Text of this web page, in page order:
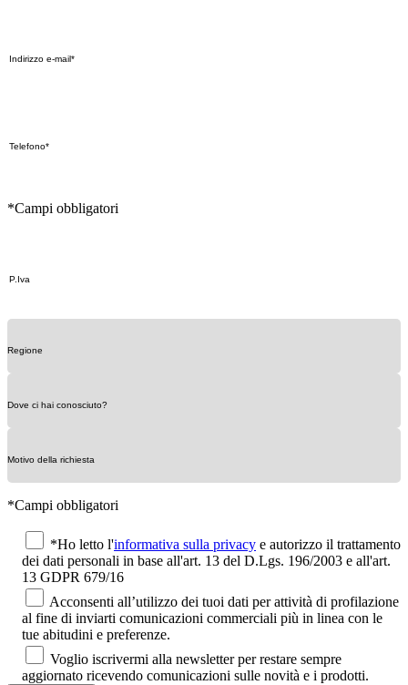
*Campi obbligatori
*Campi obbligatori
*Ho letto l'informativa sulla privacy e autorizzo il trattamento
dei dati personali in base all'art. 13 del D.Lgs. 196/2003 e all'art.
13 GDPR 679/16
Acconsenti all’utilizzo dei tuoi dati per attività di profilazione
al fine di inviarti comunicazioni commerciali più in linea con le
tue abitudini e preferenze.
Voglio iscrivermi alla newsletter per restare sempre
aggiornato ricevendo comunicazioni sulle novità e i prodotti.